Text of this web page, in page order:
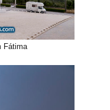
Fátima